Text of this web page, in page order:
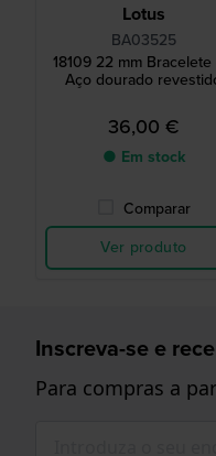
Lotus
BA03525
18109 22 mm Bracelete
Aço dourado
36,00 €
● Em stock
Comparar
Ver produto
Inscreva-se e
Para compras a